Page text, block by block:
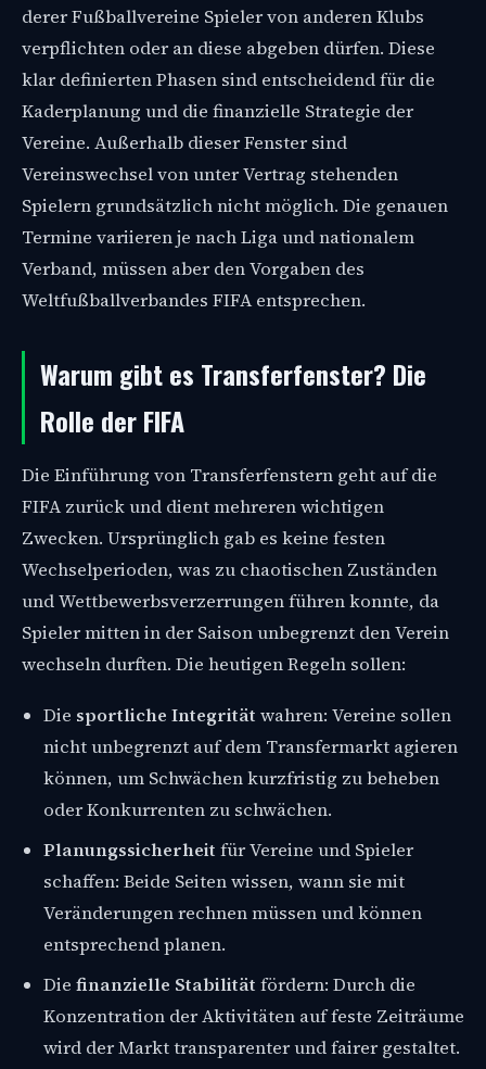
derer Fußballvereine Spieler von anderen Klubs
verpflichten oder an diese abgeben dürfen. Diese
klar definierten Phasen sind entscheidend für die
Kaderplanung und die finanzielle Strategie der
Vereine. Außerhalb dieser Fenster sind
Vereinswechsel von unter Vertrag stehenden
Spielern grundsätzlich nicht möglich. Die genauen
Termine variieren je nach Liga und nationalem
Verband, müssen aber den Vorgaben des
Weltfußballverbandes FIFA entsprechen.
Warum gibt es Transferfenster? Die
Rolle der FIFA
Die Einführung von Transferfenstern geht auf die
FIFA zurück und dient mehreren wichtigen
Zwecken. Ursprünglich gab es keine festen
Wechselperioden, was zu chaotischen Zuständen
und Wettbewerbsverzerrungen führen konnte, da
Spieler mitten in der Saison unbegrenzt den Verein
wechseln durften. Die heutigen Regeln sollen:
Die sportliche Integrität wahren: Vereine sollen
nicht unbegrenzt auf dem Transfermarkt agieren
können, um Schwächen kurzfristig zu beheben
oder Konkurrenten zu schwächen.
Planungssicherheit für Vereine und Spieler
schaffen: Beide Seiten wissen, wann sie mit
Veränderungen rechnen müssen und können
entsprechend planen.
Die finanzielle Stabilität fördern: Durch die
Konzentration der Aktivitäten auf feste Zeiträume
wird der Markt transparenter und fairer gestaltet.